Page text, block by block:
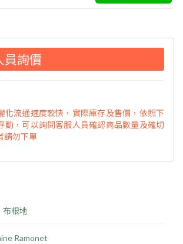
員詢價
化流通速度較快，實際庫存及售價，依照下
動，可以詢問客服人員確認商品數量及確切
請勿下單
布根地
Ramonet